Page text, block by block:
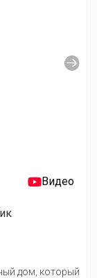
Видео
дом, который